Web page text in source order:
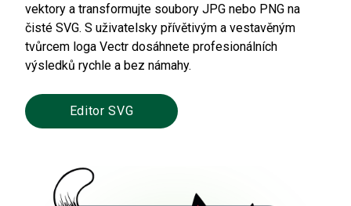
vektory a transformujte soubory JPG nebo PNG na
čisté SVG. S uživatelsky přívětivým a vestavěným
tvůrcem loga Vectr dosáhnete profesionálních
výsledků rychle a bez námahy.
Editor SVG